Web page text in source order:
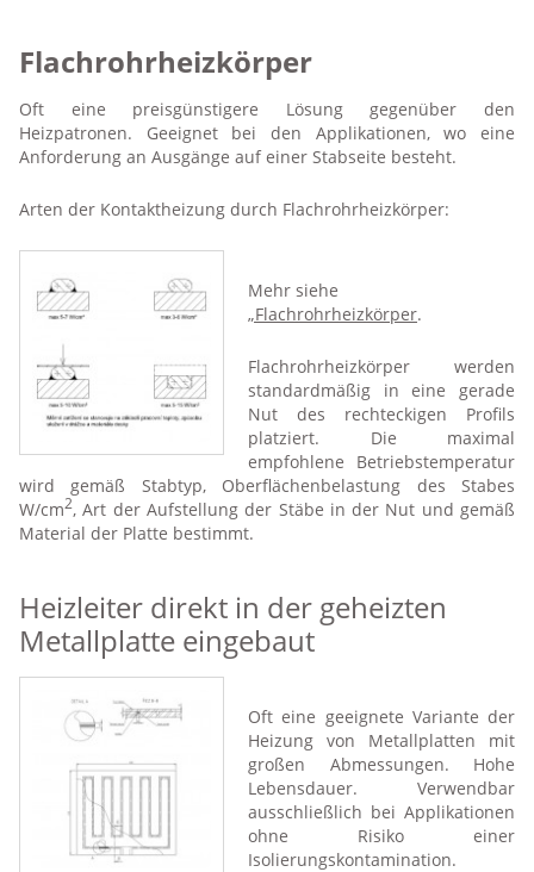
Flachrohrheizkörper
Oft eine preisgünstigere Lösung gegenüber den
Heizpatronen. Geeignet bei den Applikationen, wo eine
Anforderung an Ausgänge auf einer Stabseite besteht.
Arten der Kontaktheizung durch Flachrohrheizkörper:
Mehr siehe
„Flachrohrheizkörper.
Flachrohrheizkörper werden
standardmäßig in eine gerade
Nut des rechteckigen Profils
platziert. Die maximal
empfohlene Betriebstemperatur
wird gemäß Stabtyp, Oberflächenbelastung des Stabes
W/cm2, Art der Aufstellung der Stäbe in der Nut und gemäß
Material der Platte bestimmt.
Heizleiter direkt in der geheizten
Metallplatte eingebaut
Oft eine geeignete Variante der
Heizung von Metallplatten mit
großen Abmessungen. Hohe
Lebensdauer. Verwendbar
ausschließlich bei Applikationen
ohne Risiko einer
Isolierungskontamination.